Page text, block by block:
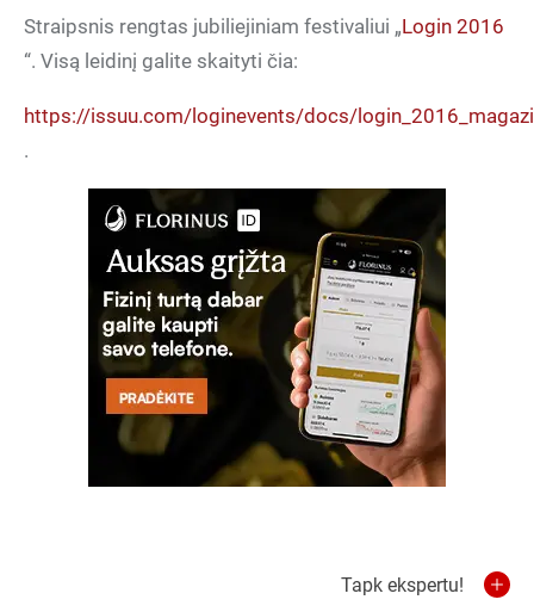
Straipsnis rengtas jubiliejiniam festivaliui „Login 2016
“. Visą leidinį galite skaityti čia:
https://issuu.com/loginevents/docs/
.
Tapk ekspertu!